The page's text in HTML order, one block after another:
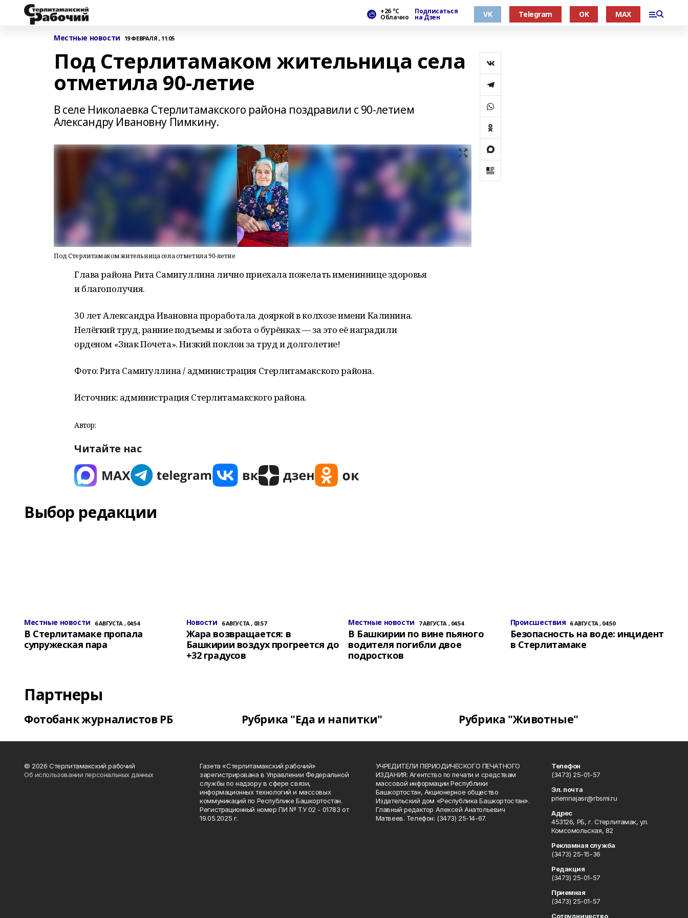
+26 °С
Облачно
Подписаться
на Дзен VK Telegram OK MAX
Местные новости 19 ФЕВРАЛЯ , 11:05
Под Стерлитамаком жительница села
отметила 90-летие
В селе Николаевка Стерлитамакского района поздравили с 90-летием
Александру Ивановну Пимкину.
Под Стерлитамаком жительница села отметила 90-летие
Глава района Рита Самигуллина лично приехала пожелать имениннице здоровья
и благополучия.
30 лет Александра Ивановна проработала дояркой в колхозе имени Калинина.
Нелёгкий труд, ранние подъемы и забота о бурёнках — за это её наградили
орденом «Знак Почета». Низкий поклон за труд и долголетие!
Фото: Рита Самигуллина / администрация Стерлитамакского района.
Источник: администрация Стерлитамакского района.
Автор:
Читайте нас
Выбор редакции
Местные новости 6 АВГУСТА , 04:54
В Стерлитамаке пропала
супружеская пара
Новости 6 АВГУСТА , 03:57
Жара возвращается: в
Башкирии воздух прогреется до
+32 градусов
Местные новости 7 АВГУСТА , 04:54
В Башкирии по вине пьяного
водителя погибли двое
подростков
Происшествия 6 АВГУСТА , 04:50
Безопасность на воде: инцидент
в Стерлитамаке
Партнеры
Фотобанк журналистов РБ Рубрика "Еда и напитки" Рубрика "Животные"
© 2026 Стерлитамакский рабочий
Об использовании персональных данных
Газета «Стерлитамакский рабочий»
зарегистрирована в Управлении Федеральной
службы по надзору в сфере связи,
информационных технологий и массовых
коммуникаций по Республике Башкортостан.
Регистрационный номер ПИ № ТУ 02 - 01783 от
19.05.2025 г.
УЧРЕДИТЕЛИ ПЕРИОДИЧЕСКОГО ПЕЧАТНОГО
ИЗДАНИЯ: Агентство по печати и средствам
массовой информации Республики
Башкортостан, Акционерное общество
Издательский дом «Республика Башкортостан».
Главный редактор Алексей Анатольевич
Матвеев. Телефон: (3473) 25-14-67.
Телефон
(3473) 25-01-57
Эл. почта
priemnajasr@rbsmi.ru
Адрес
453126, РБ, г. Стерлитамак, ул.
Комсомольская, 82
Рекламная служба
(3473) 25-15-36
Редакция
(3473) 25-01-57
Приемная
(3473) 25-01-57
Сотрудничество